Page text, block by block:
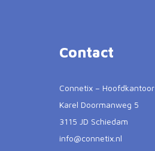
Contact
Connetix – Hoofdkantoor
Karel Doormanweg 5
3115 JD Schiedam
info@connetix.nl